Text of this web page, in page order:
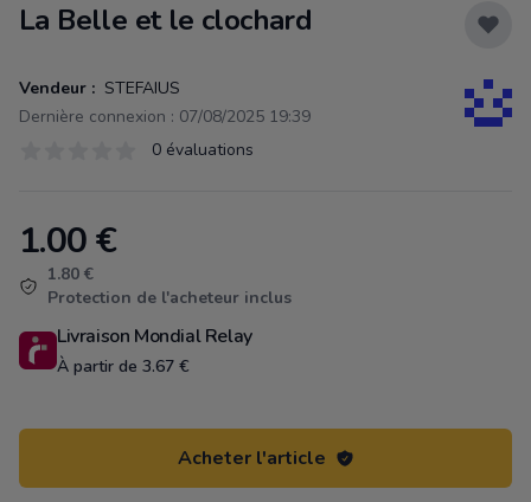
La Belle et le clochard
Vendeur : STEFAIUS
Dernière connexion : 07/08/2025 19:39
0 évaluations
Product information
1.00€
1.80 €
Protection de l'acheteur inclus
Livraison Mondial Relay
À partir de 3.67 €
Acheter l'article